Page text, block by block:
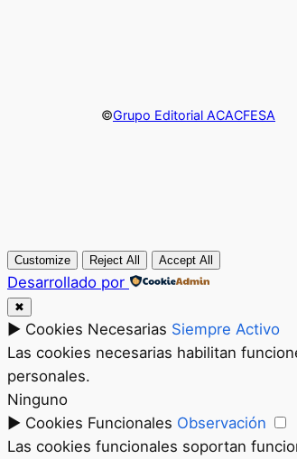
©Grupo Editorial ACACFESA
Customize Reject All Accept All
Desarrollado por
✖
► Cookies Necesarias Siempre Activo
Las cookies necesarias habilitan
personales.
Ninguno
► Cookies Funcionales Observación
Las cookies funcionales soportan